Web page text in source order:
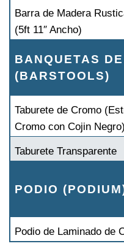
Barra de Madera
(5ft 11″ Ancho)
BANQUETAS
(BARSTOOLS)
Taburete de Cromo
Cromo con Cojin Negro)
Taburete Transparente
PODIO
Podio de Laminado de